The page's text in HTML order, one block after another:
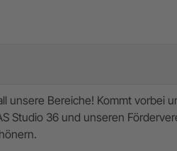
unsere Bereiche! Kommt vorbei
Studio 36 und unseren